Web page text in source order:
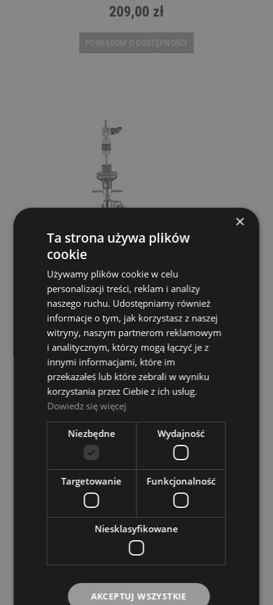
209,00 zł
POWIADOM O DOSTĘPNOŚCI
Meinl MXH Ramię z Clampem do Hi Hatu
MEINL
319,00 zł
POWIADOM O DOSTĘPNOŚCI
×
Ta strona używa plików
cookie
Używamy plików cookie w celu
personalizacji treści, reklam i analizy
naszego ruchu. Udostępniamy również
informacje o tym, jak korzystasz z naszej
witryny, naszym partnerom reklamowym
i analitycznym, którzy mogą łączyć je z
innymi informacjami, które im
przekazałeś lub które zebrali w wyniku
korzystania przez Ciebie z ich usług.
Dowiedz się więcej
Niezbędne Wydajność
Targetowanie Funkcjonalność
Niesklasyfikowane
AKCEPTUJ WSZYSTKIE